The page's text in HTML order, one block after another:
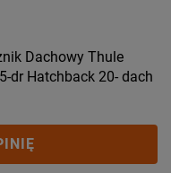
Dachowy Thule
dr Hatchback 20- dach